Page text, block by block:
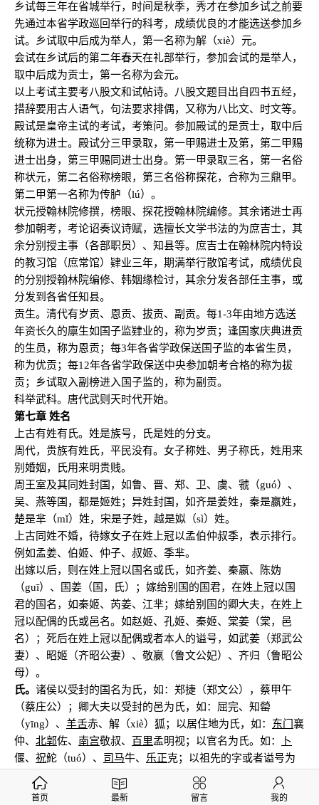
乡试每三年在省城举行，时间是秋季，秀才在参加乡试之前要
先通过本省学政巡回举行的科考，成绩优良的才能选送参加乡
试。乡试取中后成为举人，第一名称为解（xiè）元。
会试在乡试后的第二年春天在礼部举行，参加会试的是举人，
取中后成为贡士，第一名称为会元。
以上考试主要考八股文和试帖诗。八股文题目出自四书五经，
措辞要用古人语气，句法要求排偶，又称为八比文、时文等。
殿试是皇帝主试的考试，考策问。参加殿试的是贡士，取中后
统称为进士。殿试分三甲录取，第一甲赐进士及第，第二甲赐
进士出身，第三甲赐同进士出身。第一甲录取三名，第一名俗
称状元，第二名俗称榜眼，第三名俗称探花，合称为三鼎甲。
第二甲第一名称为传胪（lú）。
状元授翰林院修撰，榜眼、探花授翰林院编修。其余诸进士再
参加朝考，考论诏奏议诗赋，选擅长文学书法的为庶吉士，其
余分别授主事（各部职员）、知县等。庶吉士在翰林院内特设
的教习馆（庶常馆）肄业三年，期满举行散馆考试，成绩优良
的分别授翰林院编修、韩姻缘检讨，其余分发各部任主事，或
分发到各省任知县。
贡生。清代有岁贡、恩贡、拔贡、副贡。每1-3年由地方选送
年资长久的廪生如国子监肄业的，称为岁贡；逢国家庆典进贡
的生员，称为恩贡；每3年各省学政保送国子监的本省生员，
称为优贡；每12年各省学政保送中央参加朝考合格的称为拔
贡；乡试取入副榜进入国子监的，称为副贡。
科举武科。唐代武则天时代开始。
第七章 姓名
上古有姓有氏。姓是族号，氏是姓的分支。
周代，贵族有姓氏，平民没有。女子称姓、男子称氏，姓用来
别婚姻，氏用来明贵贱。
周王室及其同姓封国，如鲁、晋、郑、卫、虞、虢（guó）、
吴、燕等国，都是姬姓；异姓封国，如齐是姜姓，秦是嬴姓，
楚是芈（mǐ）姓，宋是子姓，越是姒（sì）姓。
上古同姓不婚，待嫁女子在姓上冠以孟伯仲叔季，表示排行。
例如孟姜、伯姬、仲子、叔姬、季芈。
出嫁以后，则在姓上冠以国名或氏，如齐姜、秦嬴、陈妫
（guī）、国姜（国，氏）；嫁给别国的国君，在姓上冠以国
君的国名，如秦姬、芮姜、江芈；嫁给别国的卿大夫，在姓上
冠以配偶的氏或邑名。如赵姬、孔姬、秦姬、棠姜（棠，邑
名）；死后在姓上冠以配偶或者本人的谥号，如武姜（郑武公
妻）、昭姬（齐昭公妻）、敬嬴（鲁文公妃）、齐归（鲁昭公
母）。
氏。 诸侯以受封的国名为氏，如：郑捷（郑文公），蔡甲午
（蔡庄公）；卿大夫以受封的邑为氏，如：屈完、知罃
（yīng）、 羊舌赤、解（xiè）狐；以居住地为氏，如： 东门 襄
仲、 北郭佐、 南宫敬叔、 百里孟明视；以官名为氏。如：
卜
偃、 祝鮀（tuó）、 司马牛、 乐正克；以祖先的字或者谥号为
氏，如：孔丘（宋公孙嘉之后，嘉字孔父）、仲孙阅（鲁公子
庆父之后，庆父字仲）、叔孙得臣（鲁公子牙之后，牙字
首页 最新 留言 我的